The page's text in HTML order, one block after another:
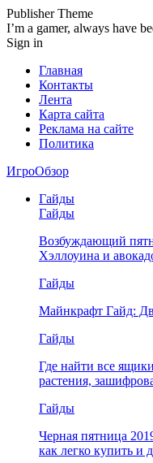
Publisher Theme
I’m a gamer, always have
Sign in
Главная
Контакты
Лента
Карта сайта
Реклама на сайте
Политика
ИгроОбзор
Гайды
Гайды
Возбуждающий
Хэллоуина и
Гайды
Майнкрафт Гайд:
Гайды
Где найти все
растения,
Гайды
Черная пятница
как легко купить и